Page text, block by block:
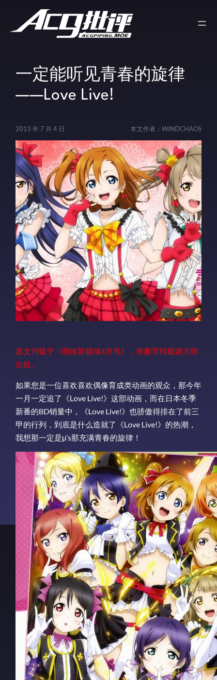
一定能听见青春的旋律
——Love Live!
2013 年 7 月 4 日 本文作者： WINDCHAOS
原文刊载于《萌姬新领域4月号》，有删节转载请注明
出处。
如果您是一位喜欢喜欢偶像育成类动画的观众，那今年
一月一定追了《Love Live!》这部动画，而在日本冬季
新番的BD销量中，《Love Live!》也骄傲得排在了前三
甲的行列，到底是什么造就了《Love Live!》的热潮，
我想那一定是μ’s那充满青春的旋律！